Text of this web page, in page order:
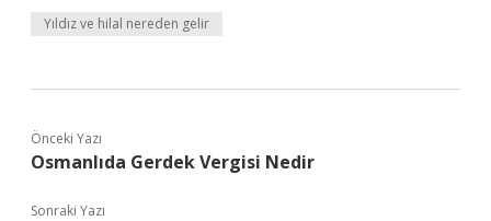
Yıldız ve hilal nereden gelir
Önceki Yazı
Osmanlıda Gerdek Vergisi Nedir
Sonraki Yazı